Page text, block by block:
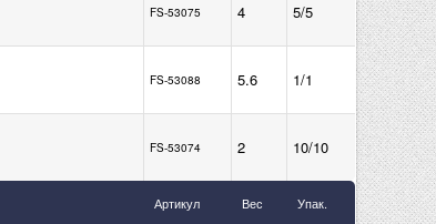
Артикул Вес Упак.
FS-53075 4 5/5
FS-53088 5.6 1/1
FS-53074 2 10/10